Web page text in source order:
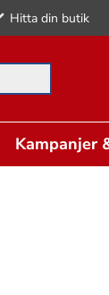
Hitta din butik
Kampanjer